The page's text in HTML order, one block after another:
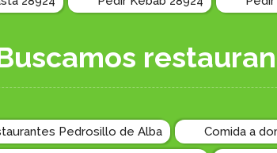
Pedrosillo de Alba Comida a